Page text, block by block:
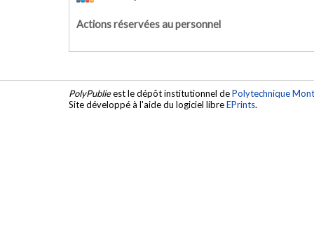
Actions réservées au personnel
PolyPublieest le dépôt institutionnel dePolytechnique
Site développé à l'aide du logiciel libreEPrints.